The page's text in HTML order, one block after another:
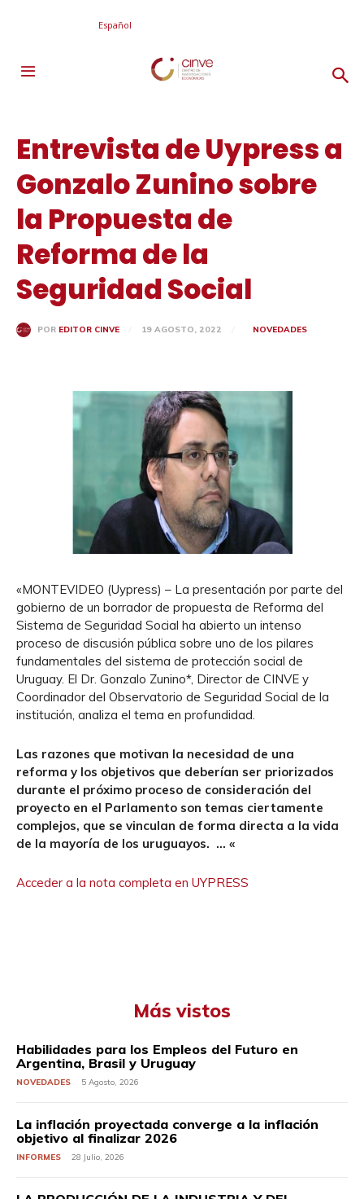
Español
Entrevista de Uypress a
Gonzalo Zunino sobre
la Propuesta de
Reforma de la
Seguridad Social
POR EDITOR CINVE 19 AGOSTO, 2022 NOVEDADES
«MONTEVIDEO (Uypress) – La presentación por parte del
gobierno de un borrador de propuesta de Reforma del
Sistema de Seguridad Social ha abierto un intenso
proceso de discusión pública sobre uno de los pilares
fundamentales del sistema de protección social de
Uruguay. El Dr. Gonzalo Zunino*, Director de CINVE y
Coordinador del Observatorio de Seguridad Social de la
institución, analiza el tema en profundidad.
Las razones que motivan la necesidad de una
reforma y los objetivos que deberían ser priorizados
durante el próximo proceso de consideración del
proyecto en el Parlamento son temas ciertamente
complejos, que se vinculan de forma directa a la vida
de la mayoría de los uruguayos. … «
Acceder a la nota completa en UYPRESS
Más vistos
Habilidades para los Empleos del Futuro en
Argentina, Brasil y Uruguay
NOVEDADES 5 Agosto, 2026
La inflación proyectada converge a la inflación
objetivo al finalizar 2026
INFORMES 28 Julio, 2026